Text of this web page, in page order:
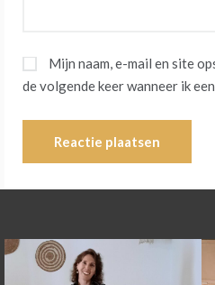
Mijn naam, e-mail en site
de volgende keer wanneer ik